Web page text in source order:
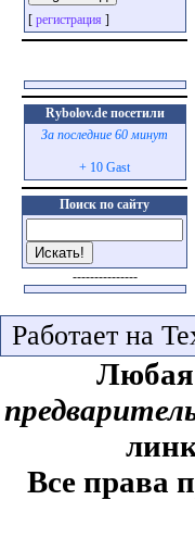
[ регистрация ]
Rybolov.de посетили
За последние 60 минут
+ 10 Gast
Поиск по сайту
---------------
Работает на
Любая
Все права